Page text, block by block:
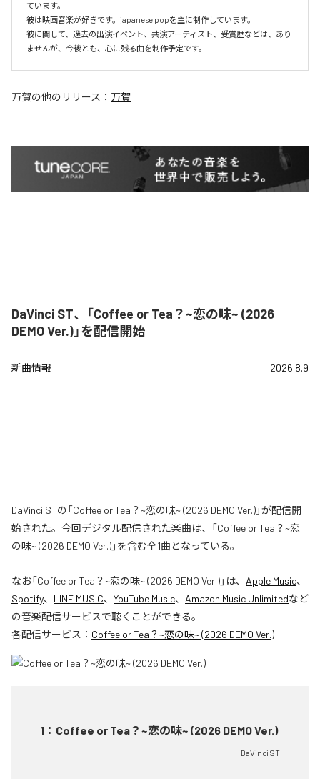
ています。
彼は映画音楽が好きです。japanese popを主に制作しています。
彼に関して、過去の出演イベント、共演アーティスト、受賞歴などは、あり
ませんが、今後とも、心に残る曲を制作予定です。
万賀の他のリリース： 万賀
DaVinci ST、「Coffee or Tea？~恋の味~ (2026
DEMO Ver.)」を配信開始
新曲情報 2026.8.9
DaVinci STの「Coffee or Tea？~恋の味~ (2026 DEMO Ver.)」が配信開
始された。今回デジタル配信された楽曲は、「Coffee or Tea？~恋
の味~ (2026 DEMO Ver.)」を含む全1曲となっている。
なお「Coffee or Tea？~恋の味~ (2026 DEMO Ver.)」は、 Apple Music、
Spotify、 LINE MUSIC、 YouTube Music、 Amazon Music Unlimitedなど
の音楽配信サービスで聴くことができる。
各配信サービス： Coffee or Tea？~恋の味~ (2026 DEMO Ver.)
1 ： Coffee or Tea？~恋の味~ (2026 DEMO Ver.)
DaVinci ST